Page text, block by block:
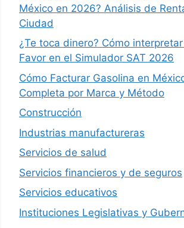
México en 2026? Análisis de
Ciudad
¿Te toca dinero? Cómo
Favor en el Simulador SAT 2026
Cómo Facturar Gasolina en
Completa por Marca y Método
Construcción
Industrias manufactureras
Servicios de salud
Servicios financieros y de seguros
Servicios educativos
Instituciones Legislativas y